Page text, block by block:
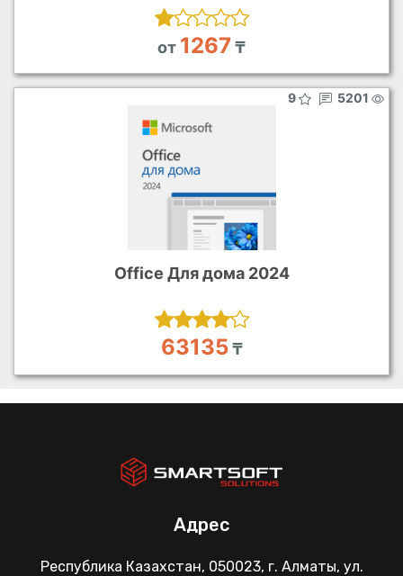
от 1267₸
9 5201
Office Для дома 2024
63135 ₸
Адрес
Республика Казахстан, 050023, г. Алматы, ул.